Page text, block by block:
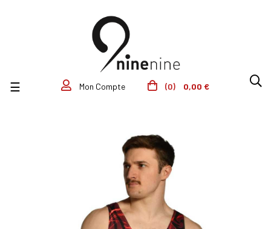
Basculer la navigation
☰ Mon Compte (0) 0,00 €